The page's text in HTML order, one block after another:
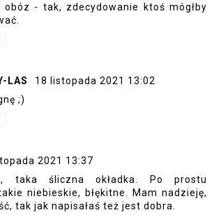
obóz - tak, zdecydowanie ktoś mógłby
LAS
18 listopada 2021 13:02
;)
2021 13:37
taka śliczna okładka. Po prostu
niebieskie, błękitne. Mam nadzieję,
tak jak napisałaś też jest dobra.